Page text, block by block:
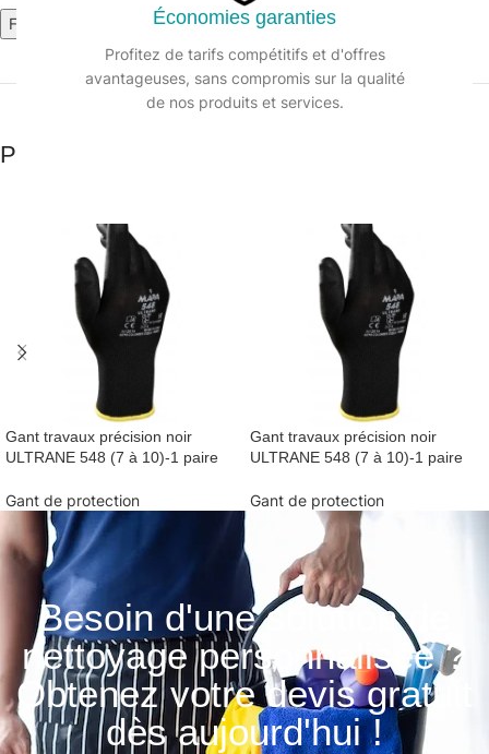
Économies garanties
Profitez de tarifs compétitifs et d'offres
avantageuses, sans compromis sur la qualité
de nos produits et services.
Fiche technique (965.46k)
Produits similaires
Gant travaux précision noir
ULTRANE 548 (7 à 10)-1 paire
Gant de protection
Gant travaux précision noir
ULTRANE 548 (7 à 10)-1 paire
Gant de protection
Besoin d'une solution de
nettoyage personnalisée ?
Obtenez votre devis gratuit
dès aujourd'hui !